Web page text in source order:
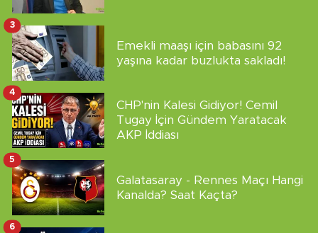
Emekli maaşı için babasını 92
yaşına kadar buzlukta sakladı!
3
CHP'nin Kalesi Gidiyor! Cemil
Tugay İçin Gündem Yaratacak
AKP İddiası
4
Galatasaray - Rennes Maçı Hangi
Kanalda? Saat Kaçta?
5
6